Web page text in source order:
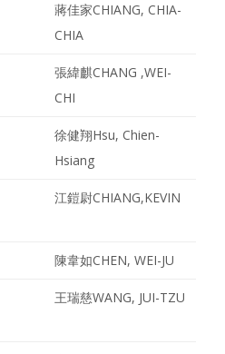
蔣佳家CHIANG, CHIA-
CHIA
張緯麒CHANG ,WEI-
CHI
徐健翔Hsu, Chien-
Hsiang
江鎧尉CHIANG,KEVIN
陳韋如CHEN, WEI-JU
王瑞慈WANG, JUI-TZU